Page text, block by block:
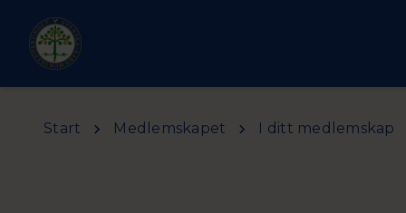
Start Medlemskapet I ditt medlemskap